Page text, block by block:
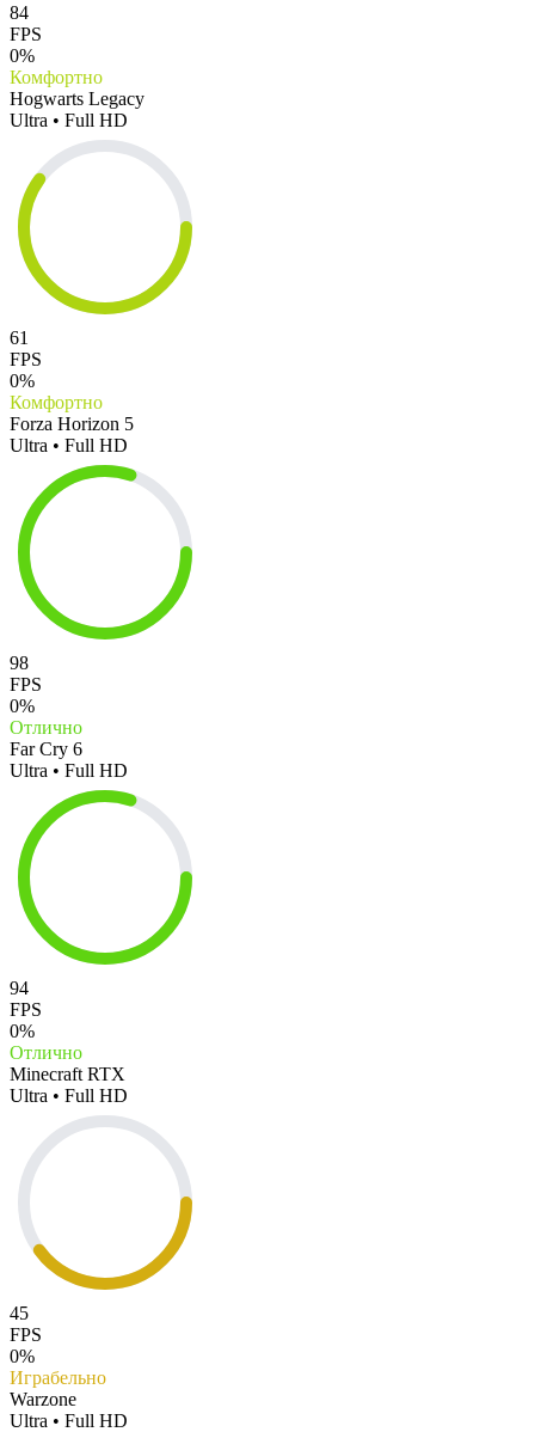
84
FPS
0%
Комфортно
Hogwarts Legacy
Ultra • Full HD
61
FPS
0%
Комфортно
Forza Horizon 5
Ultra • Full HD
98
FPS
0%
Отлично
Far Cry 6
Ultra • Full HD
94
FPS
0%
Отлично
Minecraft RTX
Ultra • Full HD
45
FPS
0%
Играбельно
Warzone
Ultra • Full HD